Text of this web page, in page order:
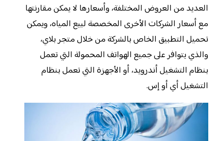
العديد من العروض المختلفة، وأسعارها لا يمكن مقارنتها
مع أسعار الشركات الأخرى المخصصة لبيع المياه، ويمكن
تحميل التطبيق الخاص بالشركة من خلال متجر بلاي،
والذي يتوافر على جميع الهواتف المحمولة التي تعمل
بنظام التشغيل أندرويد، أو الأجهزة التي تعمل بنظام
التشغيل أي أو إس.